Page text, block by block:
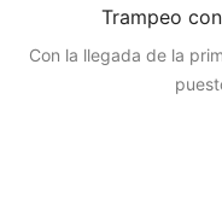
Trampeo
Con la llegada de la